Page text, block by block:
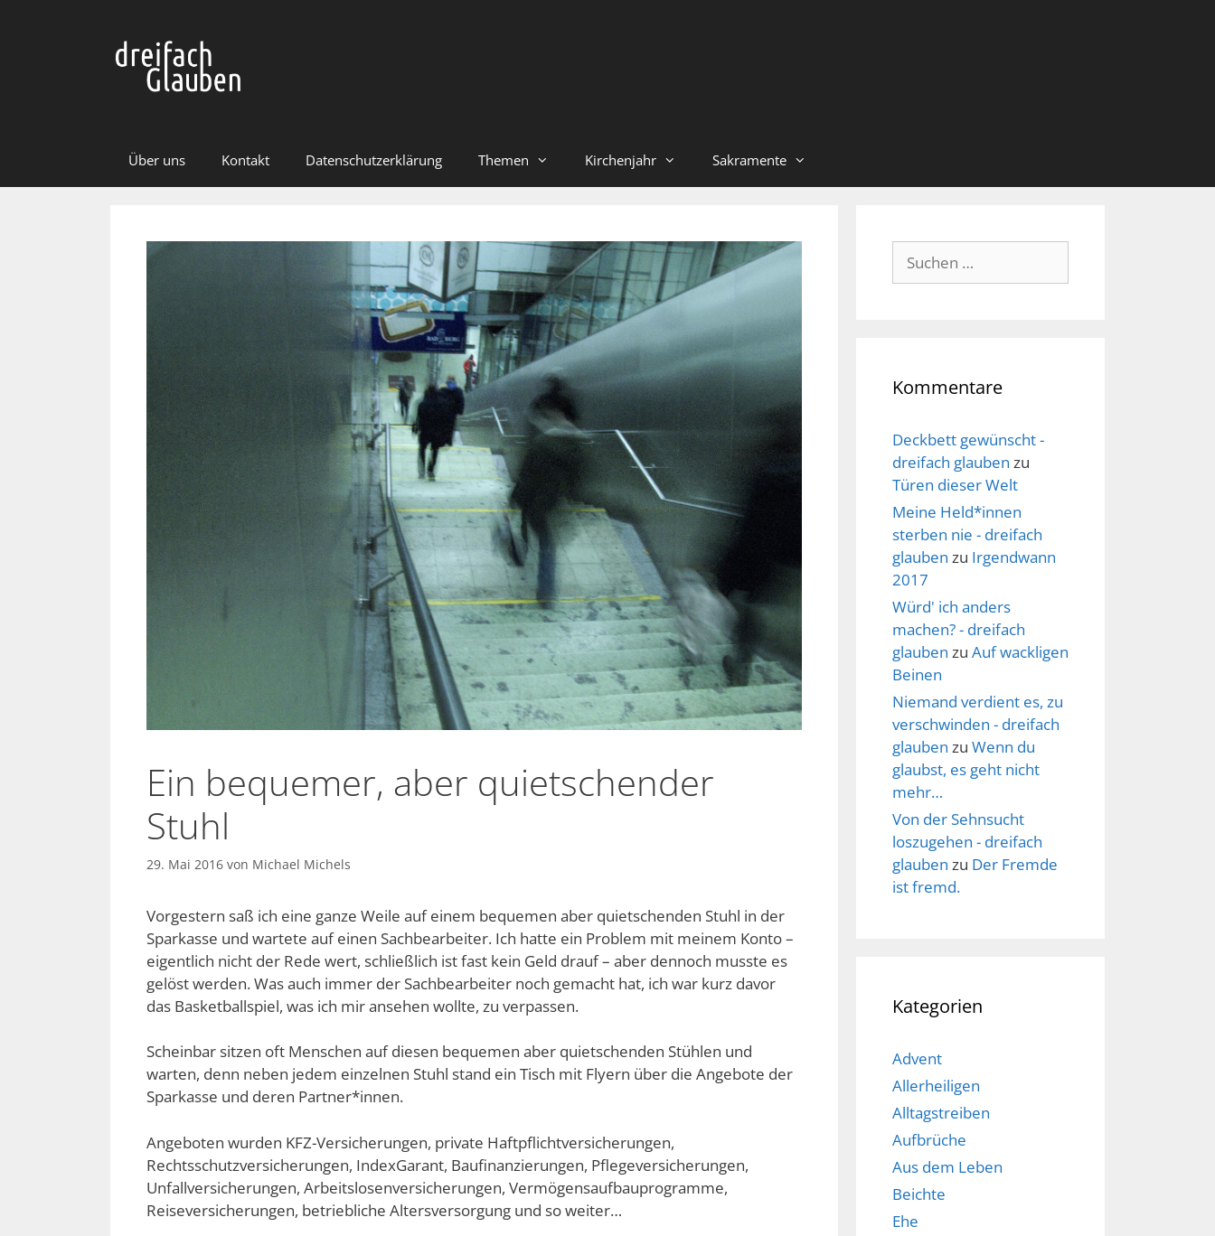
Über uns Kontakt Datenschutzerklärung Themen Kirchenjahr Sakramente
Ein bequemer, aber quietschender
Stuhl
29. Mai 2016 von Michael Michels
Vorgestern saß ich eine ganze Weile auf einem bequemen aber quietschenden Stuhl in der
Sparkasse und wartete auf einen Sachbearbeiter. Ich hatte ein Problem mit meinem Konto –
eigentlich nicht der Rede wert, schließlich ist fast kein Geld drauf – aber dennoch musste es
gelöst werden. Was auch immer der Sachbearbeiter noch gemacht hat, ich war kurz davor
das Basketballspiel, was ich mir ansehen wollte, zu verpassen.
Scheinbar sitzen oft Menschen auf diesen bequemen aber quietschenden Stühlen und
warten, denn neben jedem einzelnen Stuhl stand ein Tisch mit Flyern über die Angebote der
Sparkasse und deren Partner*innen.
Angeboten wurden KFZ-Versicherungen, private Haftpflichtversicherungen,
Rechtsschutzversicherungen, IndexGarant, Baufinanzierungen, Pflegeversicherungen,
Unfallversicherungen, Arbeitslosenversicherungen, Vermögensaufbauprogramme,
Reiseversicherungen, betriebliche Altersversorgung und so weiter…
Suche
nach:
Kommentare
Deckbett gewünscht -
dreifach glauben zu
Türen dieser Welt
Meine Held*innen
sterben nie - dreifach
glauben zu Irgendwann
2017
Würd' ich anders
machen? - dreifach
glauben zu Auf wackligen
Beinen
Niemand verdient es, zu
verschwinden - dreifach
glauben zu Wenn du
glaubst, es geht nicht
mehr…
Von der Sehnsucht
loszugehen - dreifach
glauben zu Der Fremde
ist fremd.
Kategorien
Advent
Allerheiligen
Alltagstreiben
Aufbrüche
Aus dem Leben
Beichte
Ehe